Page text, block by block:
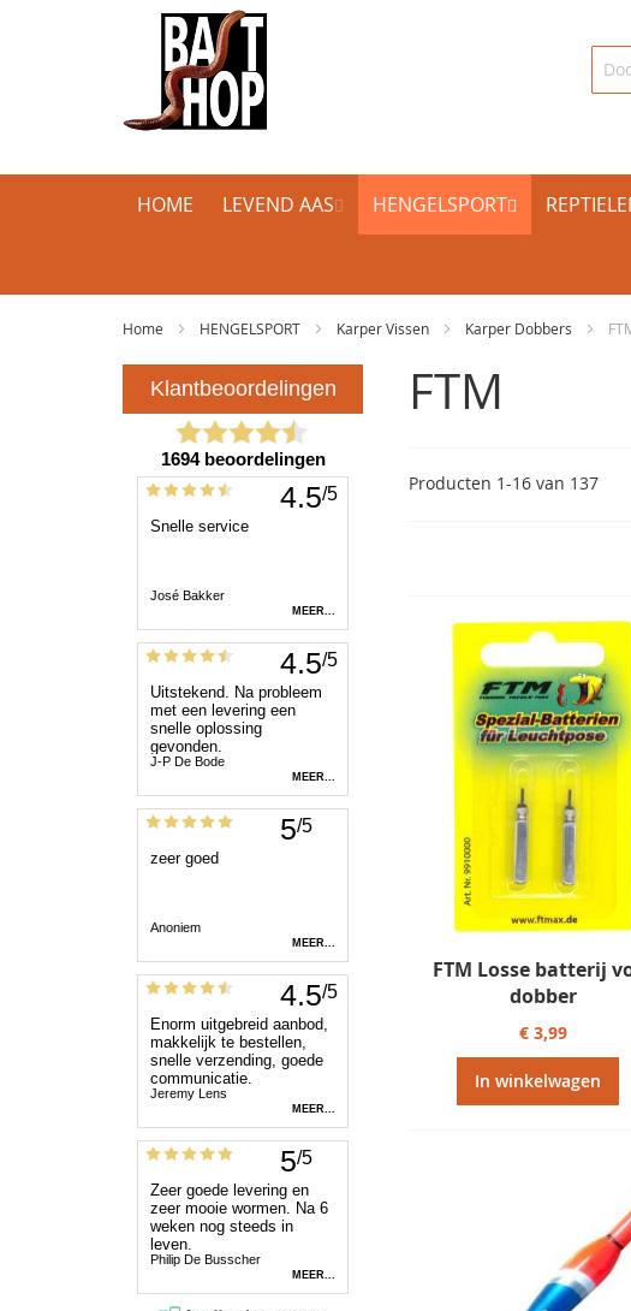
HOME LEVEND AAS HENGELSPORT
Home HENGELSPORT Karper Vissen Karper Dobbers
FTM
Producten 1-16van 137
FTM Losse batterij
dobber
€ 3,99
In winkelwagen